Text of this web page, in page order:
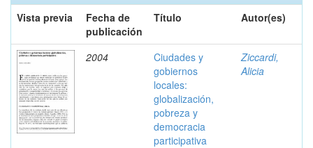
Vista previa
Fecha de
publicación
Título Autor(es)
2004
Ciudades y
gobiernos
locales:
globalización,
pobreza y
democracia
participativa
Ziccardi,
Alicia